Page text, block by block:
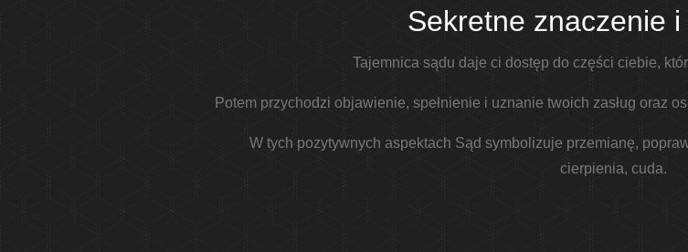
Sekretne znaczenie
Tajemnica sądu daje ci dostęp do części ciebie,
Potem przychodzi objawienie, spełnienie i uznanie twoich zasług oraz
W tych pozytywnych aspektach Sąd symbolizuje przemianę,
cierpienia, cuda.